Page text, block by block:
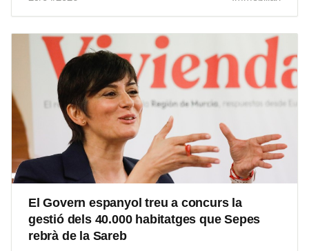
El Govern espanyol treu a concurs la
gestió dels 40.000 habitatges que Sepes
rebrà de la Sareb